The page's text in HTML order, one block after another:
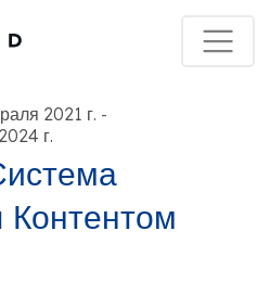
2021 г. -
г.
Контентом